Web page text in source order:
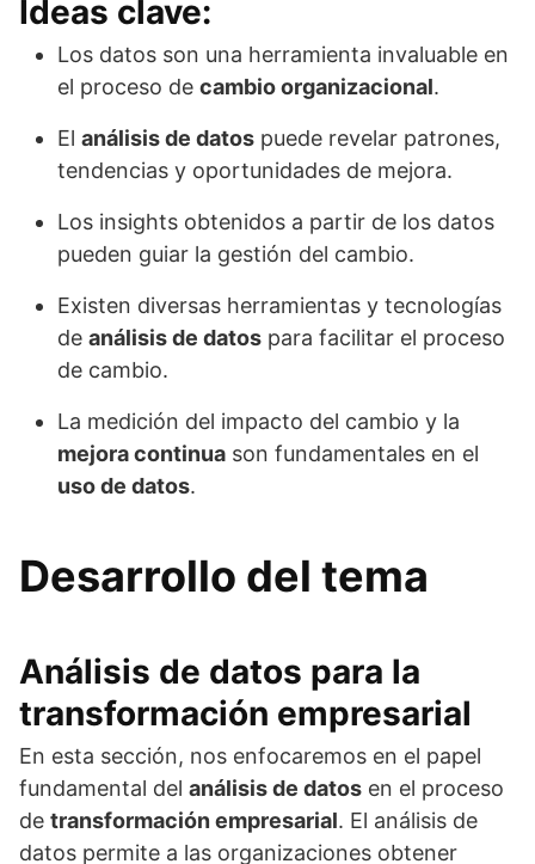
Ideas clave:
Los datos son una herramienta invaluable en
el proceso de cambio organizacional.
El análisis de datos puede revelar patrones,
tendencias y oportunidades de mejora.
Los insights obtenidos a partir de los datos
pueden guiar la gestión del cambio.
Existen diversas herramientas y tecnologías
de análisis de datos para facilitar el proceso
de cambio.
La medición del impacto del cambio y la
mejora continua son fundamentales en el
uso de datos.
Desarrollo del tema
Análisis de datos para la
transformación empresarial
En esta sección, nos enfocaremos en el papel
fundamental del análisis de datos en el proceso
de transformación empresarial. El análisis de
datos permite a las organizaciones obtener